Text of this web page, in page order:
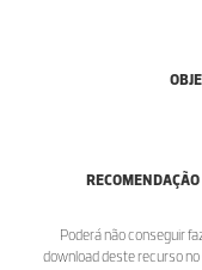
RECOMENDAÇÃO
Poderá não conseguir
download deste recurso no